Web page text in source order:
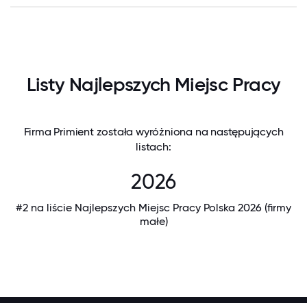
Listy Najlepszych Miejsc Pracy
Firma Primient została wyróżniona na następujących
listach:
2026
#2 na liście Najlepszych Miejsc Pracy Polska 2026 (firmy
małe)